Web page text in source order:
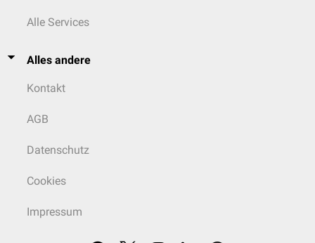
Alle Services
Alles andere
Kontakt
AGB
Datenschutz
Cookies
Impressum